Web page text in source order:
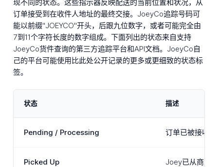
现不同的状态。这些指示器反映配送的当前位置和状况，从
订单接受到在收件人地址的最终交接。JoeyCo追踪号码可
能以前缀"JOEYCO"开头，后跟九位数字，或者可能完全由
7到11个字符长度的数字组成。下面列出的状态来自支持
JoeyCo货件查询的第三方追踪平台和API文档。JoeyCo自
己的平台可能使用比此处公开记录的更多或更细致的状态标
签。
状态 描述
Pending / Processing 订单已被接收
Picked Up Joey已从商户